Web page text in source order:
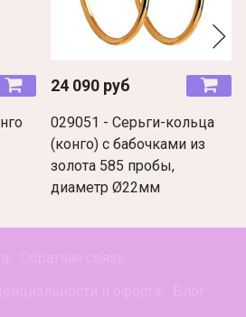
24 090 руб
029051 - Серьги-кольца
(конго) с бабочками из
золота 585 пробы,
диаметр Ø22мм